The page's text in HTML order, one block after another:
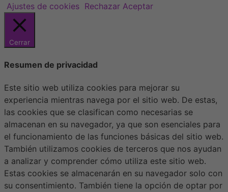
Ajustes de cookies Rechazar Aceptar
Cerrar
Resumen de privacidad
Este sitio web utiliza cookies para mejorar su
experiencia mientras navega por el sitio web. De estas,
las cookies que se clasifican como necesarias se
almacenan en su navegador, ya que son esenciales para
el funcionamiento de las funciones básicas del sitio web.
También utilizamos cookies de terceros que nos ayudan
a analizar y comprender cómo utiliza este sitio web.
Estas cookies se almacenarán en su navegador solo con
su consentimiento. También tiene la opción de optar por